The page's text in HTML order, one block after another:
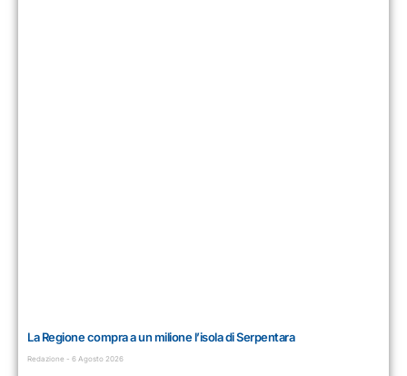
La Regione compra a un milione l’isola di Serpentara
Redazione 6 Agosto 2026